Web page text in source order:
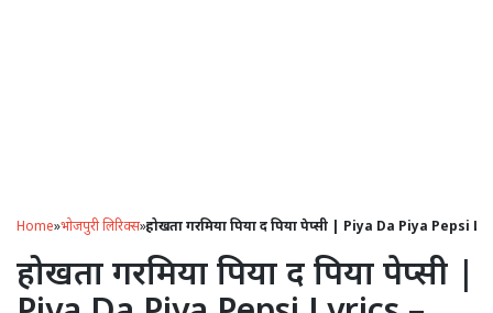
Home»भोजपुरी लिरिक्स»होखता गरमिया पिया द पिया पेप्सी | Piya Da Piya
होखता गरमिया पिया द पिया पेप्सी |